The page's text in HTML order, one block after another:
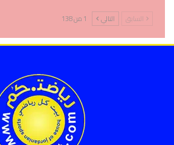
السابق التالي 1 من 138